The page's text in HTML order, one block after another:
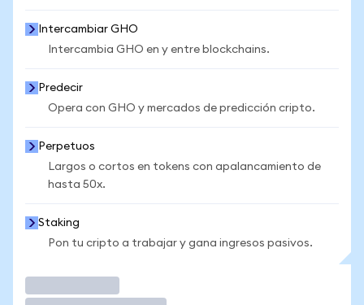
Intercambiar GHO
Intercambia GHO en y entre blockchains.
Predecir
Opera con GHO y mercados de predicción cripto.
Perpetuos
Largos o cortos en tokens con apalancamiento de
hasta 50x.
Staking
Pon tu cripto a trabajar y gana ingresos pasivos.